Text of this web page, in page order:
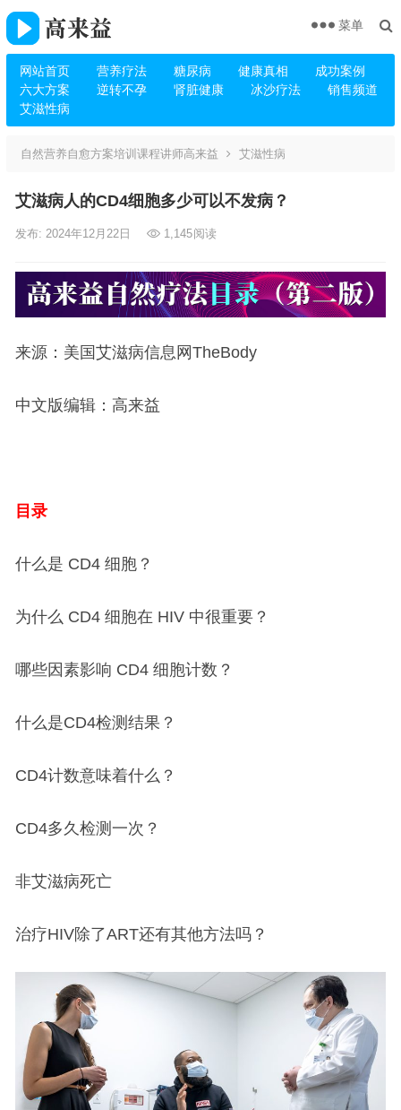
网站首页 营养疗法 糖尿病 健康真相
成功案例
六大方案
逆转不孕 肾脏健康 冰沙疗法
销售频道
艾滋性病
菜单
自然营养自愈方案培训课程讲师高来益 艾滋性病
艾滋病人的CD4细胞多少可以不发病？
发布: 2024年12月22日 1,145阅读
来源：美国艾滋病信息网TheBody
中文版编辑：高来益
目录
什么是 CD4 细胞？
为什么 CD4 细胞在 HIV 中很重要？
哪些因素影响 CD4 细胞计数？
什么是CD4检测结果？
CD4计数意味着什么？
CD4多久检测一次？
非艾滋病死亡
治疗HIV除了ART还有其他方法吗？